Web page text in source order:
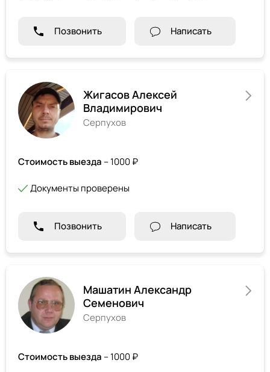
Позвонить Написать
Жигасов Алексей
Владимирович
Серпухов
Стоимость выезда – 1000 ₽
Документы проверены
Позвонить Написать
Машатин Александр
Семенович
Серпухов
Стоимость выезда – 1000 ₽